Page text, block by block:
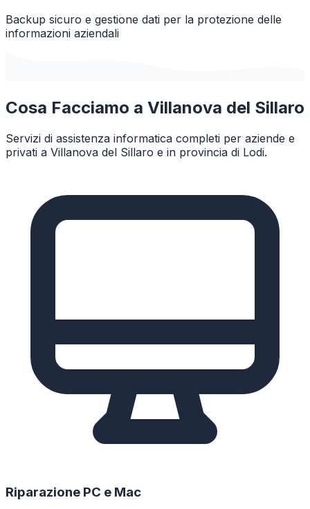
Backup sicuro e gestione dati per la protezione delle
informazioni aziendali
Cosa Facciamo a Villanova del Sillaro
Servizi di assistenza informatica completi per aziende e
privati a Villanova del Sillaro e in provincia di Lodi.
Riparazione PC e Mac